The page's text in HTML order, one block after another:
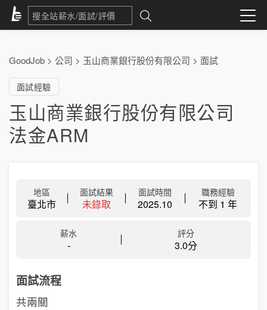
GoodJob > 公司 > 玉山商業銀行股份有限公司 > 面試
面試經驗
玉山商業銀行股份有限公司
法金ARM
地區
臺北市
面試結果
未錄取
面試時間
2025.10
職務經驗
不到 1 年
薪水
-
評分
3.0分
面試流程
共兩關